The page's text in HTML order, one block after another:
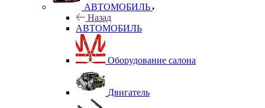
АВТОМОБИЛЬ
Назад
АВТОМОБИЛЬ
Оборудование салона
Двигатель